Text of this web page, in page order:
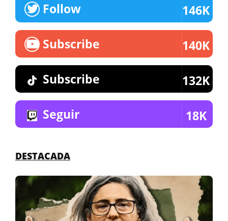
Follow 146K
Subscribe 140K
Subscribe 132K
Seguir 18K
DESTACADA